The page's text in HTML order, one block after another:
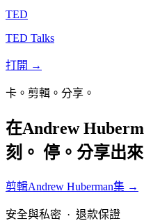
TED
TED Talks
打開 →
卡。剪輯。分享。
在Andrew
刻。 停。分享出來
剪輯Andrew Huberman集 →
安全與私密 · 退款保證